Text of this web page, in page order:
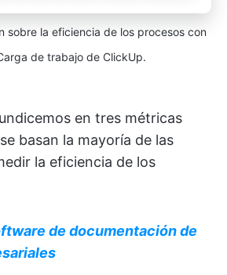
sobre la eficiencia de los procesos con
de trabajo de ClickUp.
en tres métricas
basan la mayoría de las
la eficiencia de los
de documentación de